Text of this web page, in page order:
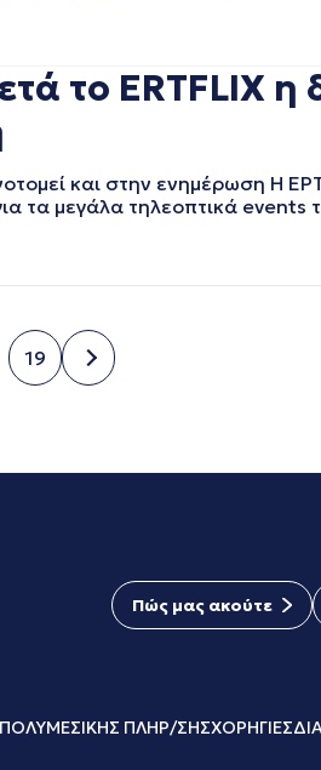
το ERTFLIX η
και στην ενημέρωση Η
τα μεγάλα τηλεοπτικά events
Σελίδα
19
Πώς μας ακούτε
ΠΛΗΡ/ΣΗΣΧΟΡΗΓΙΕΣ